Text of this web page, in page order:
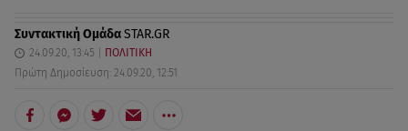
Συντακτική ΟμάδαSTAR.GR
24.09.20, 13:45
ΠΟΛΙΤΙΚΗ
Πρώτη Δημοσίευση: 24.09.20, 12:51